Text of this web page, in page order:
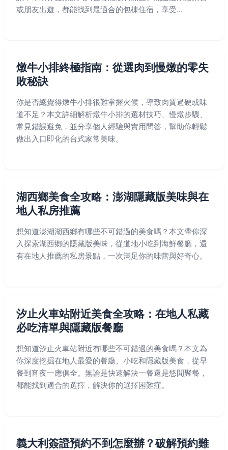
或朋友出遊，都能找到最適合的包棟住宿，享受...
燉牛小排終極指南：從選肉到慢燉的零失
敗秘訣
你是否總覺得燉牛小排很難掌握火候，導致肉質過硬或味
道不足？本文詳細解析燉牛小排的選材技巧、慢燉步驟、
常見錯誤避免，並分享個人經驗與實用問答，幫助你輕鬆
做出入口即化的台式家常美味。
湖西鄉美食全攻略：澎湖隱藏版美味與在
地人私房推薦
想知道澎湖湖西鄉有哪些不可錯過的美食嗎？本文帶你深
入探索湖西鄉的隱藏版美味，從道地小吃到海鮮餐廳，還
有在地人推薦的私房景點，一次滿足你的味蕾與好奇心。
汐止火車站附近美食全攻略：在地人私藏
必吃清單與隱藏版餐廳
想知道汐止火車站附近有哪些不可錯過的美食嗎？本文為
你深度挖掘在地人最愛的餐廳、小吃和隱藏版美食，從早
餐到宵夜一應俱全。無論是快速解決一餐還是悠閒聚餐，
都能找到適合的選擇，解決你的選擇困難症。
義大利簽證預約不到怎麼辦？破解預約難